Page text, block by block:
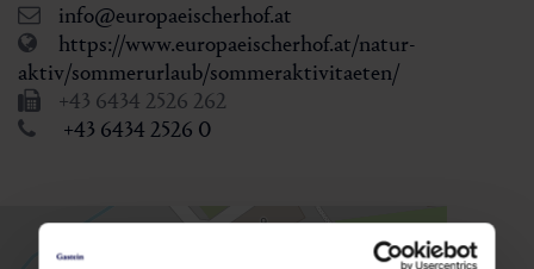
info@europaeischerhof.at
https://www.europaeischerhof.at/natur-
aktiv/sommerurlaub/sommeraktivitaeten/
+43 6434 2526 262
+43 6434 2526 0